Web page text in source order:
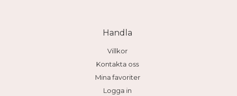
Handla
Villkor
Kontakta oss
Mina favoriter
Logga in